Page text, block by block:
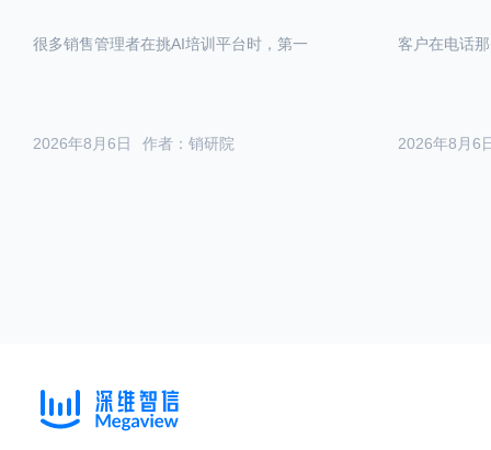
作者：销研院
2026年8月6日
很多销售管理者在挑AI培训平台时，第一
2026年8月6
客户在电话